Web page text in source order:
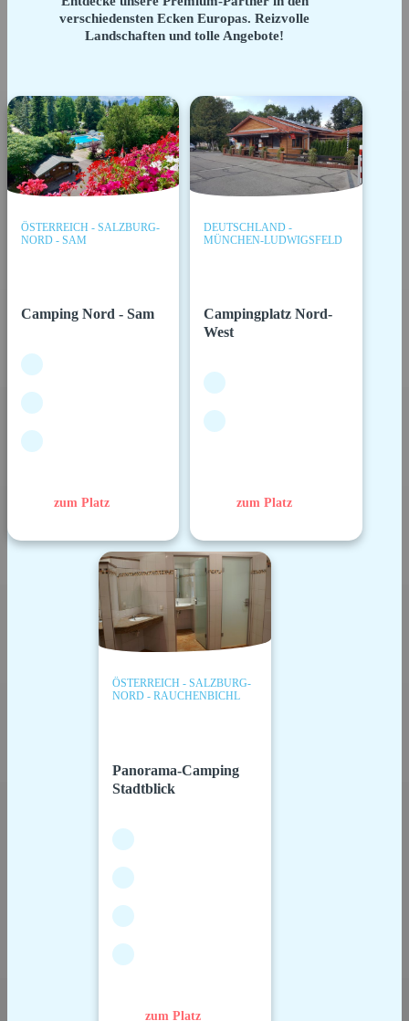
verschiedensten Ecken Europas. Reizvolle
Landschaften und tolle Angebote!
ÖSTERREICH - SALZBURG-
NORD - SAM
Camping Nord - Sam
zum Platz
DEUTSCHLAND -
MÜNCHEN-LUDWIGSFELD
Campingplatz Nord-
West
zum Platz
ÖSTERREICH - SALZBURG-
NORD - RAUCHENBICHL
Panorama-Camping
Stadtblick
zum Platz